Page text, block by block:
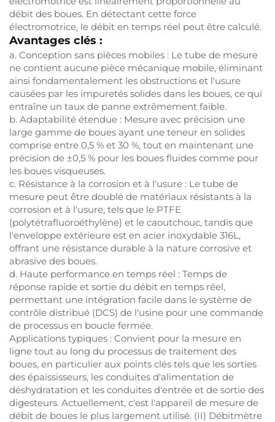
débit des boues. En détectant cette force
électromotrice, le débit en temps réel peut être calculé.
Avantages clés :
a. Conception sans pièces mobiles : Le tube de mesure
ne contient aucune pièce mécanique mobile, éliminant
ainsi fondamentalement les obstructions et l'usure
causées par les impuretés solides dans les boues, ce qui
entraîne un taux de panne extrêmement faible.
b. Adaptabilité étendue : Mesure avec précision une
large gamme de boues ayant une teneur en solides
comprise entre 0,5 % et 30 %, tout en maintenant une
précision de ±0,5 % pour les boues fluides comme pour
les boues visqueuses.
c. Résistance à la corrosion et à l'usure : Le tube de
mesure peut être doublé de matériaux résistants à la
corrosion et à l'usure, tels que le PTFE
(polytétrafluoroéthylène) et le caoutchouc, tandis que
l'enveloppe extérieure est en acier inoxydable 316L,
offrant une résistance durable à la nature corrosive et
abrasive des boues.
d. Haute performance en temps réel : Temps de
réponse rapide et sortie du débit en temps réel,
permettant une intégration facile dans le système de
contrôle distribué (DCS) de l'usine pour une commande
de processus en boucle fermée.
Applications typiques : Convient pour la mesure en
ligne tout au long du processus de traitement des
boues, en particulier aux points clés tels que les sorties
des épaississeurs, les conduites d'alimentation de
déshydratation et les conduites d'entrée et de sortie des
digesteurs. Actuellement, c'est l'appareil de mesure de
débit de boues le plus largement utilisé. (II) Débitmètre